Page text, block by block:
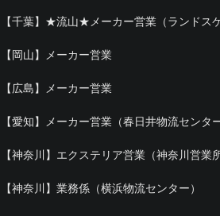
【千葉】★流山★メーカー営業（ランドス
【岡山】メーカー営業
【広島】メーカー営業
【愛知】メーカー営業（春日井物流センタ
【神奈川】エクステリア営業（神奈川営業
【神奈川】業務係（横浜物流センター）